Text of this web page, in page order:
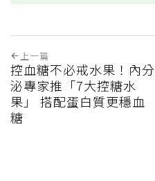
上一篇
控血糖不必戒水果！內分
泌專家推「7大控糖水
果」 搭配蛋白質更穩血
糖